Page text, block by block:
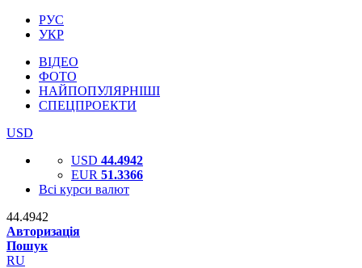
РУС
УКР
ВІДЕО
ФОТО
НАЙПОПУЛЯРНІШІ
СПЕЦПРОЕКТИ
USD
USD 44.4942
EUR 51.3366
Всі курси валют
44.4942
Авторизація
Пошук
RU